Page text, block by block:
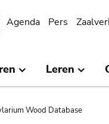
Agenda Pers
Leren
Wood Database